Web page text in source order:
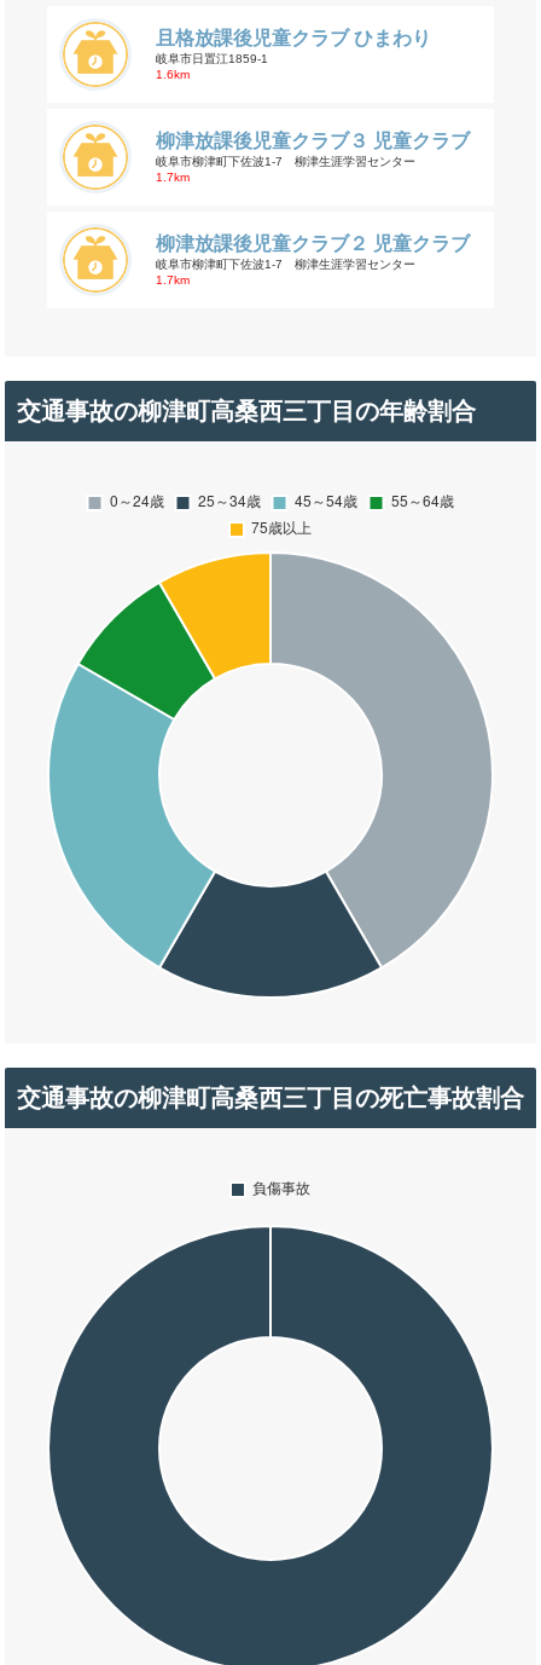
且格放課後児童クラブ ひまわり
岐阜市日置江1859-1
1.6km
柳津放課後児童クラブ３ 児童クラブ
岐阜市柳津町下佐波1-7 柳津生涯学習センター
1.7km
柳津放課後児童クラブ２ 児童クラブ
岐阜市柳津町下佐波1-7 柳津生涯学習センター
1.7km
交通事故の柳津町高桑西三丁目の年齢割合
交通事故の柳津町高桑西三丁目の死亡事故割合